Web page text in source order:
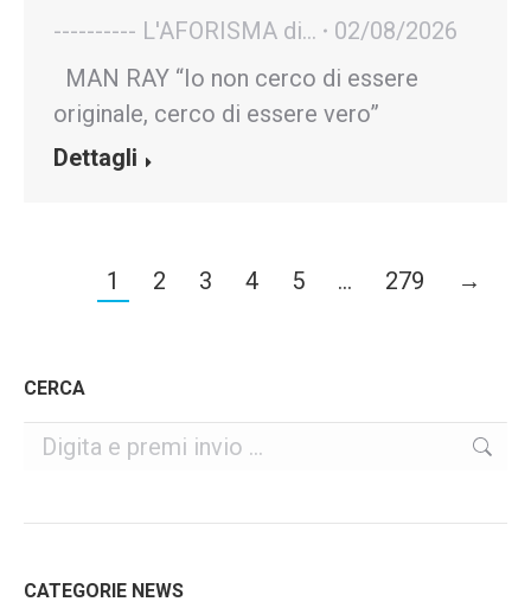
---------- L'AFORISMA di...
02/08/2026
MAN RAY “Io non cerco di essere
originale, cerco di essere vero”
Dettagli
1 2 3 4 5 … 279 →
CERCA
Cerca
CATEGORIE NEWS